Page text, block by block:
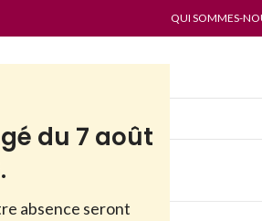
du 7 août
absence seront
QUI SOMMES-